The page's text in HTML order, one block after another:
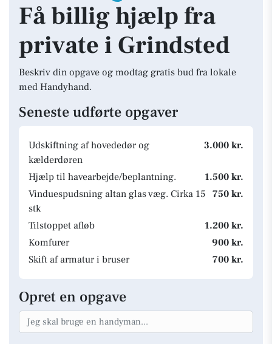
Få billig hjælp fra
private i Grindsted
Beskriv din opgave og modtag gratis bud fra lokale
med Handyhand.
Seneste udførte opgaver
Udskiftning af hovededør og
kælderdøren
3.000 kr.
Hjælp til havearbejde/beplantning.
1.500 kr.
Vinduespudsning altan glas væg. Cirka 15
stk
750 kr.
Tilstoppet afløb
1.200 kr.
Komfurer
900 kr.
Skift af armatur i bruser
700 kr.
Opret en opgave